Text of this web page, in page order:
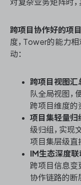
对复杂业务矩阵时
跨项目协作好的项
度，Tower的能力
动：
跨项目视图汇
队全局视图，
跨项目维度的
项目集轻量归
级归组，实现
项目集层级直
IM生态深度联
跨项目信息变
协作链路的断